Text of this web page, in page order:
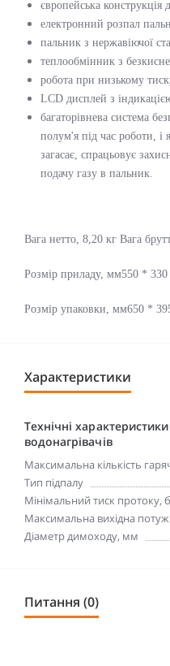
європейська конструкція
електронний розпал
пальник з нержавіючої
теплообмінник з
робота при низькому
LCD дисплей з
багаторівнева система
полум'я під час роботи, і
загасає, спрацьовує
подачу газу в пальник.
Вага нетто, 8,20 кг Вага
Розмір приладу, мм550 *
Розмір упаковки, мм650 *
Характеристики
Технічні
водонагрівачів
Максимальна кількість
Тип підпалу
Мінімальний тиск протоку,
Максимальна вихідна
Діаметр димоходу, мм
Питання (0)